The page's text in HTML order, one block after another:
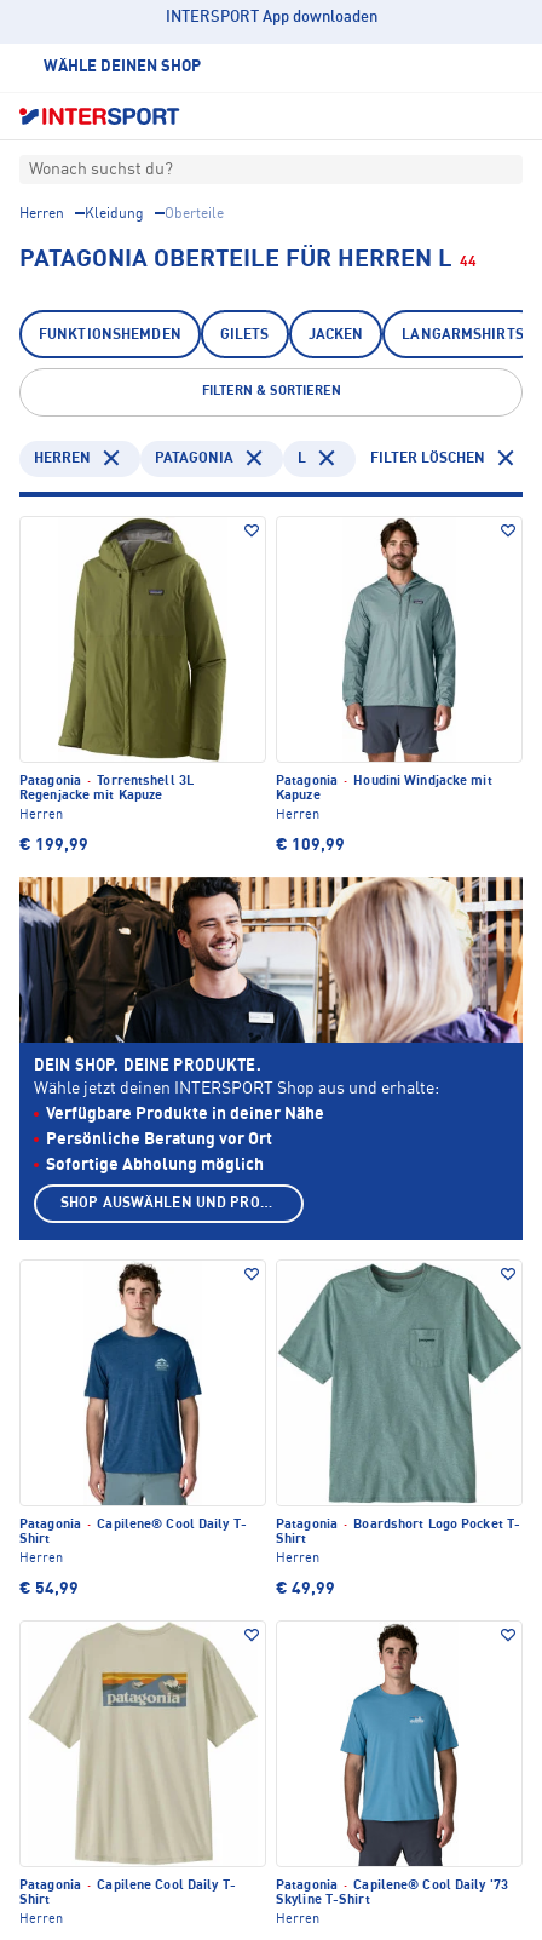
INTERSPORT App downloaden
WÄHLE DEINEN SHOP
Wonach suchst du?
Herren Kleidung Oberteile
PATAGONIA OBERTEILE FÜR HERREN L 44
FUNKTIONSHEMDEN GILETS JACKEN LANGARMSHIRTS
FILTERN & SORTIEREN
HERREN PATAGONIA L FILTER LÖSCHEN
Patagonia ·
Torrentshell 3L
Regenjacke mit Kapuze
Herren
€ 199,99
Patagonia ·
Houdini Windjacke mit
Kapuze
Herren
€ 109,99
Patagonia · Capilene® Cool Daily T-
Shirt
Herren
€ 54,99
Patagonia · Boardshort Logo Pocket T-
Shirt
Herren
€ 49,99
Patagonia · Capilene Cool Daily T-
Shirt
Herren
Patagonia · Capilene® Cool Daily '73
Skyline T-Shirt
Herren
DEIN SHOP. DEINE PRODUKTE.
Wähle jetzt deinen INTERSPORT Shop aus und erhalte:
Verfügbare Produkte in deiner Nähe
Persönliche Beratung vor Ort
Sofortige Abholung möglich
SHOP AUSWÄHLEN UND PRODUKTE ANZEIGEN